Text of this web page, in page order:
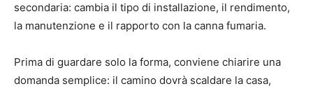
secondaria: cambia il tipo di installazione, il rendimento,
la manutenzione e il rapporto con la canna fumaria.
Prima di guardare solo la forma, conviene chiarire una
domanda semplice: il camino dovrà scaldare la casa,